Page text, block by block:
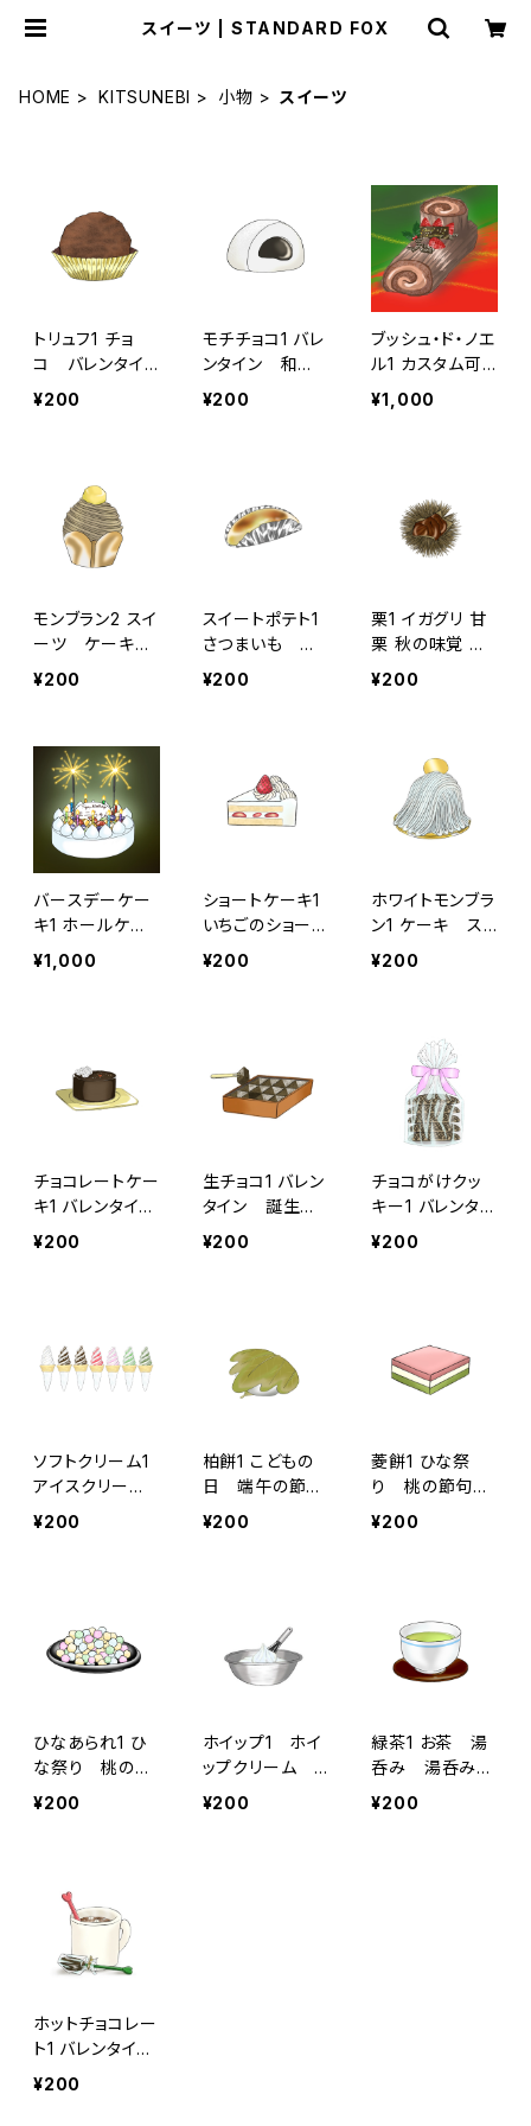
スイーツ | STANDARD FOX
HOME KITSUNEBI 小物 スイーツ
トリュフ1 チョ
コ バレンタイ
ン ギフト
¥200
モチチョコ1 バレ
ンタイン 和風
スイーツ
¥200
ブッシュ・ド・ノエ
ル1 カスタム可
能 クリスマ
ス クリスマス
¥1,000
モンブラン2 スイ
ーツ ケーキ
洋菓子 パティ
エール 栗 マ
ロン
¥200
スイートポテト1
さつまいも お
菓子 スイー
¥200
栗1 イガグリ 甘
栗 秋の味覚 マ
ロン トゲトゲ イ
¥200
バースデーケー
キ1 ホールケー
キ フルーツケ
ーキ カスタム
¥1,000
ショートケーキ1
いちごのショート
ケーキ ケー
¥200
ホワイトモンブラ
ン1 ケーキ ス
イーツ モンブ
¥200
チョコレートケー
キ1 バレンタイ
ン 誕生日 プ
¥200
生チョコ1 バレン
タイン 誕生
日 プレゼン
¥200
チョコがけクッ
キー1 バレンタイ
ン 誕生日 プ
¥200
ソフトクリーム1
アイスクリー
ム アイス ス
¥200
柏餅1 こどもの
日 端午の節
句 5月5日 お
¥200
菱餅1 ひな祭
り 桃の節句
3月3日
¥200
ひなあられ1 ひ
な祭り 桃の節
句 3月3日
¥200
ホイップ1 ホイ
ップクリーム
ボウル 泡立て
¥200
緑茶1 お茶 湯
呑み 湯呑み受
け皿 ソーサ
¥200
ホットチョコレー
ト1 バレンタイ
ン 誕生日 プ
¥200